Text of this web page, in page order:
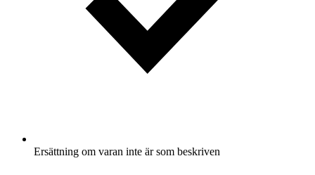
Ersättning om varan inte är som beskriven